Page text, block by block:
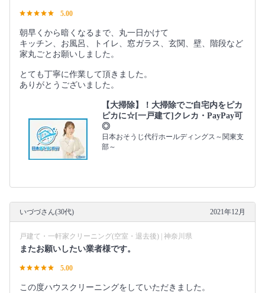
5.00
朝早くから暗くなるまで、丸一日かけて
キッチン、お風呂、トイレ、窓ガラス、玄関、壁、階段など
家丸ごとお願いしました。
とても丁寧に作業して頂きました。
ありがとうございました。
【大掃除】！大掃除でご自宅内をピカ
ピカに☆[一戸建て]クレカ・PayPay可
◎
日本おそうじ代行ホールディングス～関東支
部～
いづづさん(30代) 2021年12月
戸建て・一軒家クリーニング(空室・退去後) | 神奈川県
またお願いしたい業者様です。
5.00
この度ハウスクリーニングをしていただきました。